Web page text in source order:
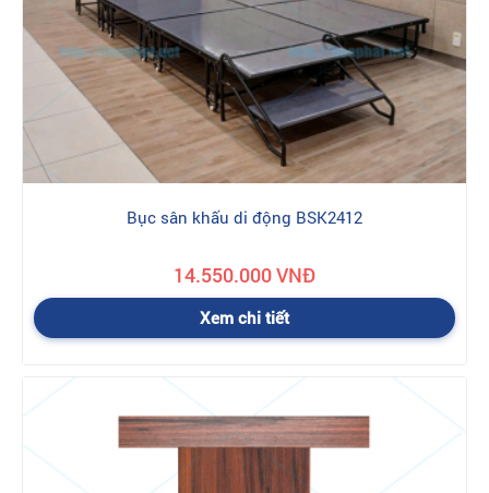
của hàng giả, hàng nhái. Tới với chúng tôi quý khách hàng sẽ
trải nghiệm dịch vụ mua hàng tiêu chuẩn với các sản phẩm
100% chính hãng được xuất trực tiếp từ kho tổng Nội Thất Hòa
Phát tới tay khách hàng. Khui thùng, bóc hộp, lắp đặt trực tiếp
tại nhà. Dịch vụ bảo hành đổi trả chính hãng theo tiêu chuẩn
nhà máy - bảo trì trọn đời. Việc đặt mua hàng và bảo hành bảo
trì sản phẩm có thể thực hiện dễ dàng qua một vài bước đơn
giản.
Ưu đãi lớn khi mua nội thất công trình
Hoà Phát chính hãng
Chính sách hỗ trợ vận chuyển mua nội thất công
trình Hoà Phát
Trong nội thành Hà Nội:Tùy vào đơn hàng và địa chỉ giao
10 triệu và ở gần thì chúng tôi miễn phí vận chuyển. Những đơn
hàng nhỏ hơn, ở xa thì phí vận chuyển do sự thỏa thuận giữa
nhân viên kinh doanh và khách hàng.
Ngoài nội thành Hà Nội:
Phí vận chuyển được tính theo km, và
do sự thỏa thuận giữa nhân viên kinh doanh và khách hàng
Bục sân khấu di động BSK2412
14.550.000 VNĐ
Xem chi tiết